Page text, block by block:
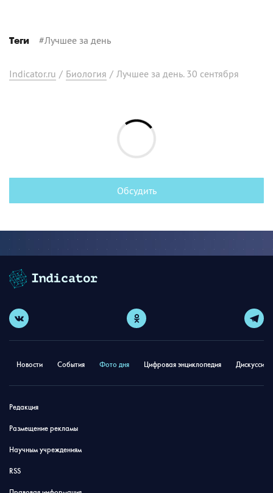
Теги #Лучшее за день
Indicator.ru / Биология / Лучшее за день. 30 сентября
Обсудить
Новости События Фото дня Цифровая энциклопедия
Редакция
Размещение рекламы
Научным учреждениям
RSS